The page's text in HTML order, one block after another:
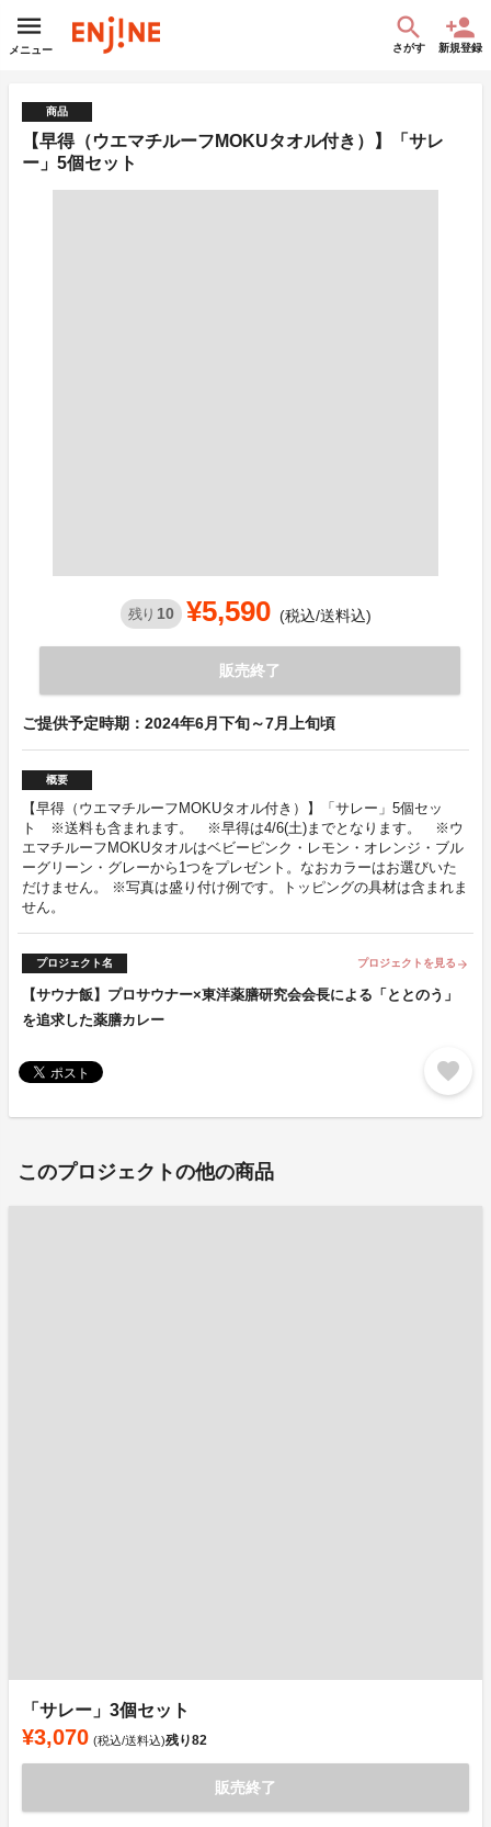
メニュー さがす 新規登録
商品
【早得（ウエマチルーフMOKUタオル付き）】「サレ
ー」5個セット
残り 10 ¥5,590 (税込/送料込)
販売終了
ご提供予定時期：2024年6月下旬～7月上旬頃
概要
【早得（ウエマチルーフMOKUタオル付き）】「サレー」5個セッ
ト ※送料も含まれます。 ※早得は4/6(土)までとなります。 ※ウ
エマチルーフMOKUタオルはベビーピンク・レモン・オレンジ・ブル
ーグリーン・グレーから1つをプレゼント。なおカラーはお選びいた
だけません。 ※写真は盛り付け例です。トッピングの具材は含まれま
せん。
プロジェクト名 プロジェクトを見る arrow_forward
【サウナ飯】プロサウナー×東洋薬膳研究会会長による「ととのう」
を追求した薬膳カレー
favorite
このプロジェクトの他の商品
「サレー」3個セット
¥3,070 (税込/送料込)残り82
販売終了